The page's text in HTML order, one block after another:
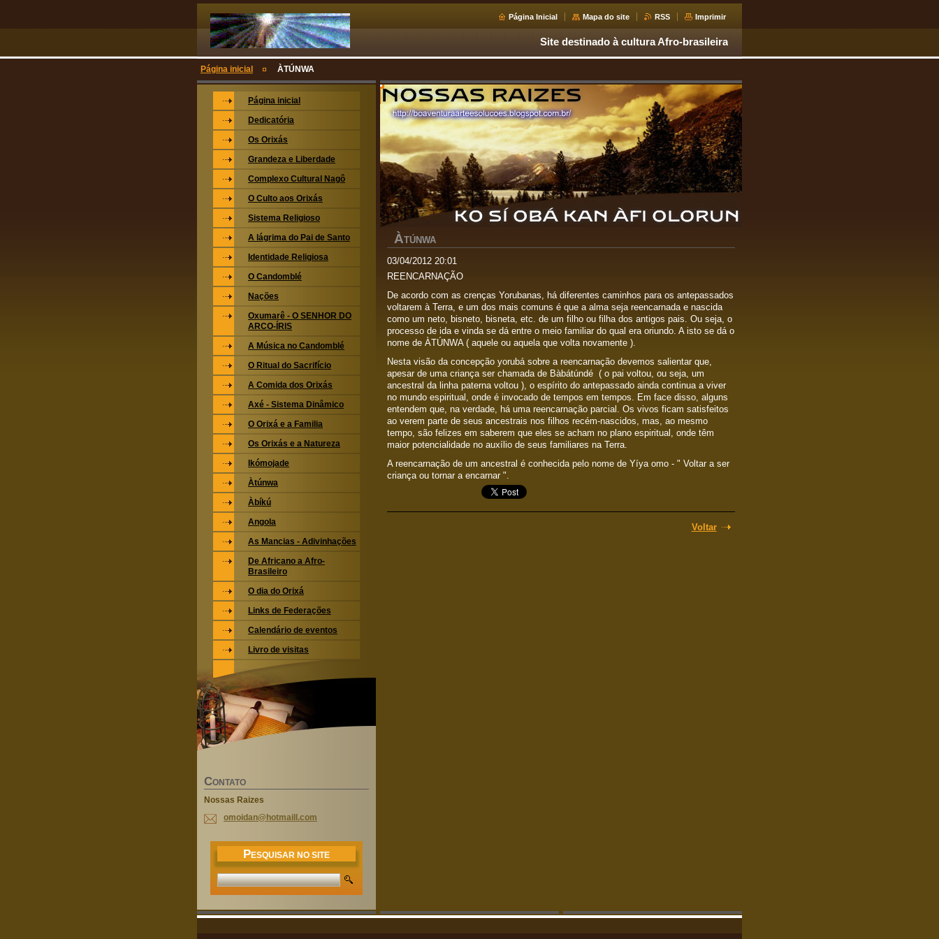
Página Inicial Mapa do site RSS Imprimir
Site destinado à cultura Afro-brasileira
Página inicial ÀTÚNWA
ÀTÚNWA
03/04/2012 20:01
REENCARNAÇÃO
De acordo com as crenças Yorubanas, há diferentes caminhos para os antepassados
voltarem à Terra, e um dos mais comuns é que a alma seja reencarnada e nascida
como um neto, bisneto, bisneta, etc. de um filho ou filha dos antigos pais. Ou seja, o
processo de ida e vinda se dá entre o meio familiar do qual era oriundo. A isto se dá o
nome de ÀTÚNWA ( aquele ou aquela que volta novamente ).
Nesta visão da concepção yorubá sobre a reencarnação devemos salientar que,
apesar de uma criança ser chamada de Bàbátúndé ( o pai voltou, ou seja, um
ancestral da linha paterna voltou ), o espírito do antepassado ainda continua a viver
no mundo espiritual, onde é invocado de tempos em tempos. Em face disso, alguns
entendem que, na verdade, há uma reencarnação parcial. Os vivos ficam satisfeitos
ao verem parte de seus ancestrais nos filhos recém-nascidos, mas, ao mesmo
tempo, são felizes em saberem que eles se acham no plano espiritual, onde têm
maior potencialidade no auxílio de seus familiares na Terra.
A reencarnação de um ancestral é conhecida pelo nome de Yíya omo - " Voltar a ser
criança ou tornar a encarnar ".
Voltar
Página inicial
Dedicatória
Os Orixás
Grandeza e Liberdade
Complexo Cultural Nagô
O Culto aos Orixás
Sistema Religioso
A lágrima do Pai de Santo
Identidade Religiosa
O Candomblé
Nações
Oxumarê - O SENHOR DO
ARCO-ÍRIS
A Música no Candomblé
O Ritual do Sacrifício
A Comida dos Orixás
Axé - Sistema Dinâmico
O Orixá e a Familia
Os Orixás e a Natureza
Ikómojade
Àtúnwa
Àbíkú
Angola
As Mancias - Adivinhações
De Africano a Afro-
Brasileiro
O dia do Orixá
Links de Federações
Calendário de eventos
Livro de visitas
CONTATO
Nossas Raizes
omoidan@ hotmaill .com
PESQUISAR NO SITE